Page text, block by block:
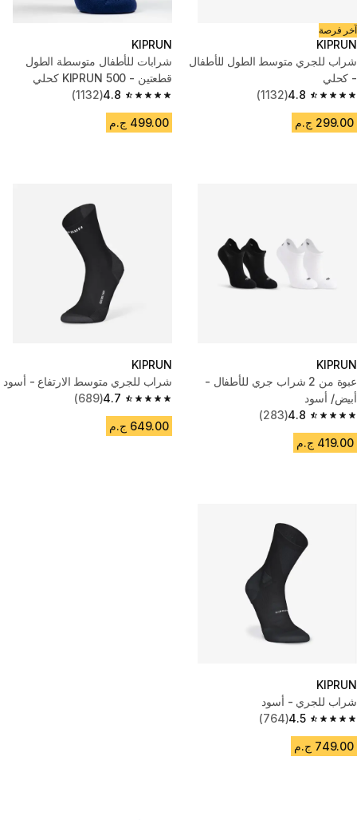
آخر فرصة
KIPRUN
شراب للجري متوسط الطول للأطفال
- كحلي
4.8
4.8 out of 5 stars from 1132 reviews
(1132)
299.00 ج.م
KIPRUN
شرابات للأطفال متوسطة الطول
قطعتين - KIPRUN 500 كحلي
4.8
4.8 out of 5 stars from 1132 reviews
(1132)
499.00 ج.م
KIPRUN
عبوة من 2 شراب جري للأطفال -
أبيض/ أسود
4.8
4.8 out of 5 stars from 283 reviews
(283)
419.00 ج.م
KIPRUN
شراب للجري متوسط الارتفاع - أسود
4.7
4.7 out of 5 stars from 689 reviews
(689)
649.00 ج.م
KIPRUN
شراب للجري - أسود
4.5
4.5 out of 5 stars from 764 reviews
(764)
749.00 ج.م